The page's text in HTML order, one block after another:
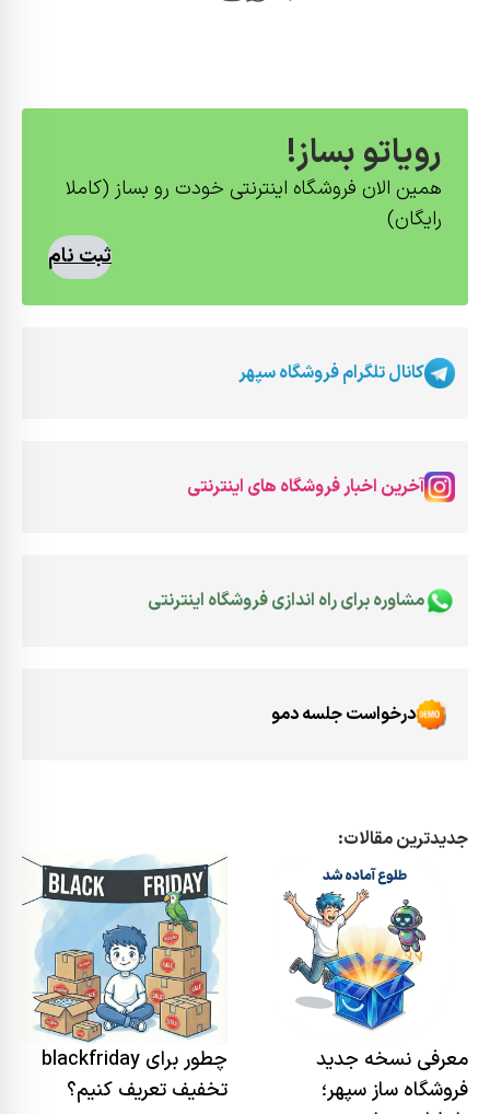
رویاتو بساز!
همین الان فروشگاه اینترنتی خودت رو بساز (کاملا
رایگان)
ثبت نام
کانال تلگرام فروشگاه سپهر
آخرین اخبار فروشگاه های اینترنتی
مشاوره برای راه اندازی فروشگاه اینترنتی
درخواست جلسه دمو
جدیدترین مقالات:
معرفی نسخه جدید
فروشگاه ساز سپهر؛
چطور برای blackfriday
تخفیف تعریف کنیم؟